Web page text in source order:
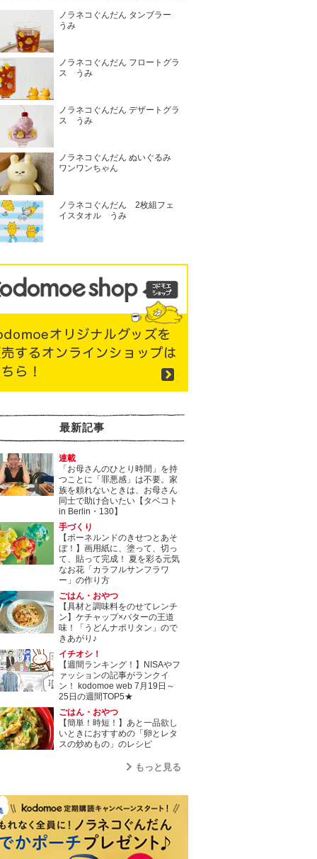
ノラネコぐんだん タンブラー
うみ
ノラネコぐんだん フロートグラ
ス うみ
ノラネコぐんだん デザートグラ
ス うみ
ノラネコぐんだん ぬいぐるみ
ワンワンちゃん
ノラネコぐんだん 2枚組フェ
イスタオル うみ
最新記事
連載
「お母さんのひとり時間」を持
つことに「罪悪感」は不要。家
族を頼れないときは、お母さん
同士で助け合いたい【タベコト
in Berlin・130】
手づくり
【ボーネルンドのきせつとあそ
ぼ！】画用紙に、塗って、切っ
て、貼って完成！ 夏を彩る元気
なお花「カラフルサンフラワ
ー」の作り方
ごはん・おやつ
【具材と調味料をのせてレンチ
ン】ケチャップ×バターの王道
味！「うどんナポリタン」ので
きあがり♪
イチオシ！
【週間ランキング！】NISAやフ
ァッションの記事がランクイ
ン！ kodomoe web 7月19日～
25日の週間TOP5★
ごはん・おやつ
【簡単！時短！】あと一品欲し
いときにおすすめの「卵とレタ
スの炒めもの」のレシピ
もっと見る